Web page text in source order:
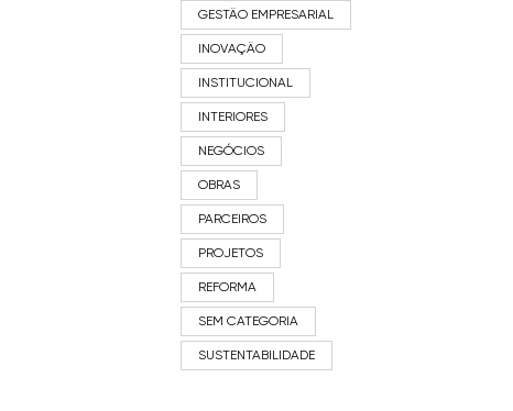
GESTÃO EMPRESARIAL
INOVAÇÃO
INSTITUCIONAL
INTERIORES
NEGÓCIOS
OBRAS
PARCEIROS
PROJETOS
REFORMA
SEM CATEGORIA
SUSTENTABILIDADE